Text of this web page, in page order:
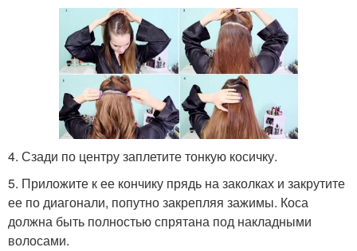
4. Сзади по центру заплетите тонкую косичку.
5. Приложите к ее кончику прядь на заколках и закрутите
ее по диагонали, попутно закрепляя зажимы. Коса
должна быть полностью спрятана под накладными
волосами.